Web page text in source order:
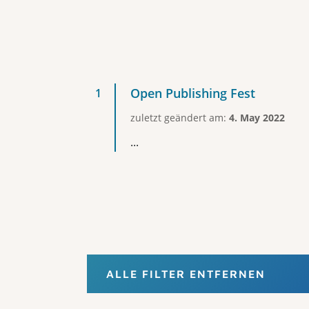
Open Publishing Fest
zuletzt geändert am: 4. May 2022
...
ALLE FILTER ENTFERNEN